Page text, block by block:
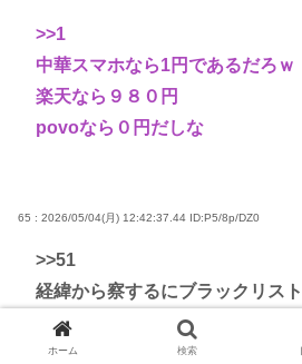
>>1
中華スマホなら1円であるだろｗ
楽天なら９８０円
povoなら０円だしな
65 : 2026/05/04(月) 12:42:37.44 ID:P5/8p/DZ0
>>51
経緯から察するにブラックリス
有る
ホーム 検索